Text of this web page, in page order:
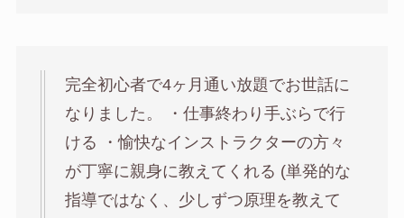
完全初心者で4ヶ月通い放題でお世話に
なりました。 ・仕事終わり手ぶらで行
ける ・愉快なインストラクターの方々
が丁寧に親身に教えてくれる (単発的な
指導ではなく、少しずつ原理を教えて